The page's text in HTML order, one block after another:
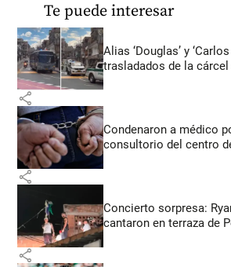
Te puede interesar
Alias ‘Douglas’ y
trasladados de la
share
Condenaron a médico
consultorio del centro
share
Concierto sorpresa:
cantaron en terraza de
share